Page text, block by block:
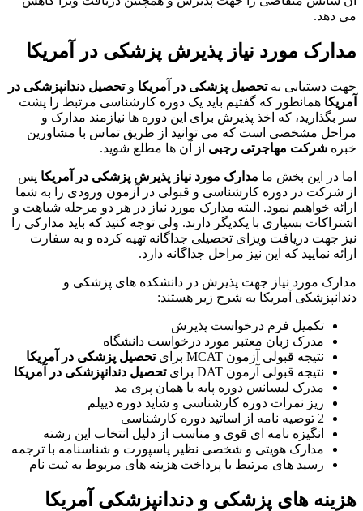
می دهد.
مدارک مورد نیاز پذیرش پزشکی در آمریکا
جهت دستیابی بهتحصیل پزشکی در آمریکا وتحصیل دندانپزشکی در
آمریکا همانطور که گفتیم باید یک دوره کارشناسی مرتبط را پشت
سر بگذارید، که اخذ پذیرش برای این دوره ها نیازمند مدارک و
مراحل مشخصی است که می توانید از طریق تماس با مشاورین
خبره شرکت مهاجرتی رجبی از آن ها مطلع شوید.
اما در این بخش ما مدارک مورد نیاز پذیرش پزشکی در آمریکا پس
از شرکت در دوره کارشناسی و قبولی در آزمون ورودی را به شما
ارائه خواهیم نمود. البته مدارک مورد نیاز در هر دو مرحله شباهت و
اشتراکات بسیاری با یکدیگر دارند. ولی توجه کنید که باید مدارکی را
نیز جهت دریافت ویزای تحصیلی جداگانه تهیه کرده و به سفارت
ارائه نمایید که این نیز مراحل جداگانه دارد.
مدارک مورد نیاز جهت پذیرش در دانشکده های پزشکی و
دندانپزشکی آمریکا به شرح زیر هستند:
تکمیل فرم درخواست پذیرش
مدرک زبان معتبر مورد درخواست دانشگاه
نتیجه قبولی آزمون MCAT برای
تحصیل پزشکی در آمریکا
نتیجه قبولی آزمون DAT برای
تحصیل دندانپزشکی در آمریکا
مدرک لیسانس دوره پایه یا همان پری مد
ریز نمرات دوره کارشناسی و شاید دوره دیپلم
2 توصیه نامه از اساتید دوره کارشناسی
انگیزه نامه ای قوی و مناسب از دلیل انتخاب این رشته
مدارک هویتی و شخصی نظیر پاسپورت و شناسنامه با ترجمه
رسید های مرتبط با پرداخت هزینه های مربوط به ثبت نام
هزینه های پزشکی و دندانپزشکی آمریکا